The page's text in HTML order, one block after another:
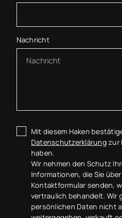
Nachricht
Mit diesem Haken
Datenschutzerklärung zur
haben.
Wir nehmen den Schutz
Informationen, die Sie
Kontaktformular senden,
vertraulich behandelt. Wir
persönlichen Daten nicht